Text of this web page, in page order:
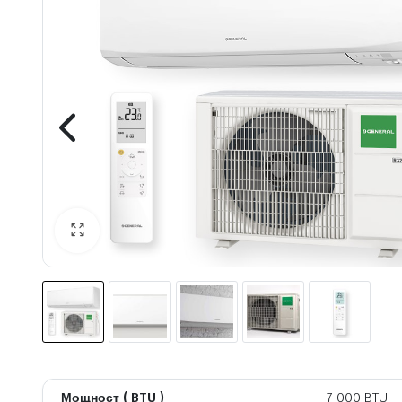
Мощност ( BTU ) 7 000 BTU